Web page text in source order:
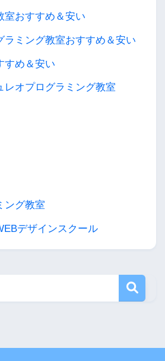
おすすめ＆安い
ミング教室おすすめ＆安い
すめ＆安い
オプログラミング教室
ング教室
デザインスクール